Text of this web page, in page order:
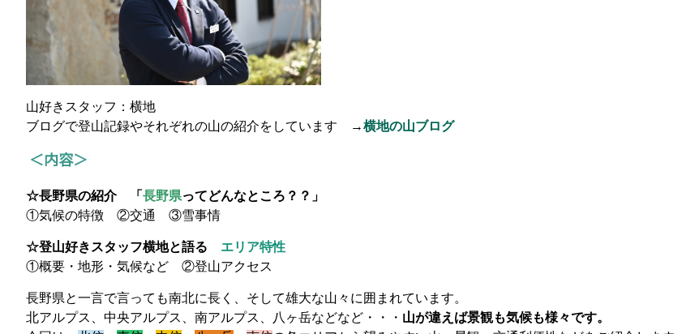
山好きスタッフ：横地
ブログで登山記録やそれぞれの山の紹介をしています →横地の山ブログ
＜内容＞
☆長野県の紹介 「 長野県ってどんなところ？？」
①気候の特徴 ②交通 ③雪事情
☆登山好きスタッフ横地と語る エリア特性
①概要・地形・気候など ②登山アクセス
長野県と一言で言っても南北に長く、そして雄大な山々に囲まれています。
北アルプス、中央アルプス、南アルプス、八ヶ岳などなど・・・ 山が違えば景観も気候も様々です。